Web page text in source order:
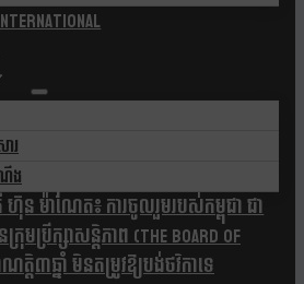
រ
ង
ហ៊ុន ម៉ាណែត៖ ការចូលរួមរបស់កម្ពុជា ជា
រុមប្រឹក្សាសន្តិភាព (The Board Of
ត្តិ៣ឆ្នាំ មិនតម្រូវឱ្យបង់ថវិកាទេ